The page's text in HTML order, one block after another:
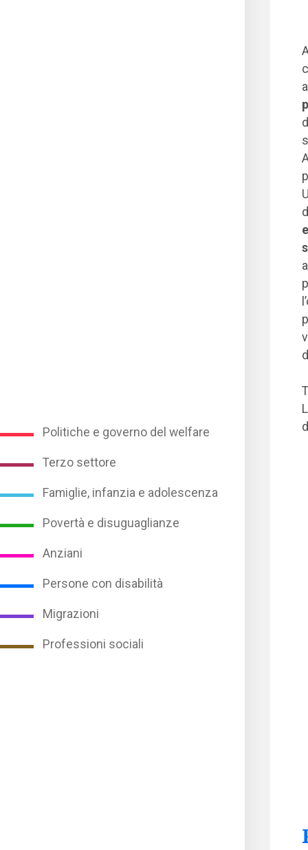
Politiche e governo del welfare
Terzo settore
Famiglie, infanzia e adolescenza
Povertà e disuguaglianze
Anziani
Persone con disabilità
Migrazioni
Professioni sociali